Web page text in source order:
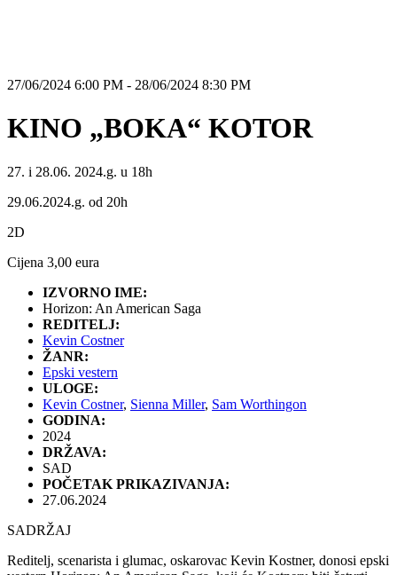
27/06/2024 6:00 PM - 28/06/2024 8:30 PM
KINO „BOKA“ KOTOR
27. i 28.06. 2024.g. u 18h
29.06.2024.g. od 20h
2D
Cijena 3,00 eura
IZVORNO IME:
Horizon: An American Saga
REDITELJ:
Kevin Costner
ŽANR:
Epski vestern
ULOGE:
Kevin Costner, Sienna Miller, Sam Worthingon
GODINA:
2024
DRŽAVA:
SAD
POČETAK PRIKAZIVANJA:
27.06.2024
SADRŽAJ
Reditelj, scenarista i glumac, oskarovac Kevin Kostner, donosi epski